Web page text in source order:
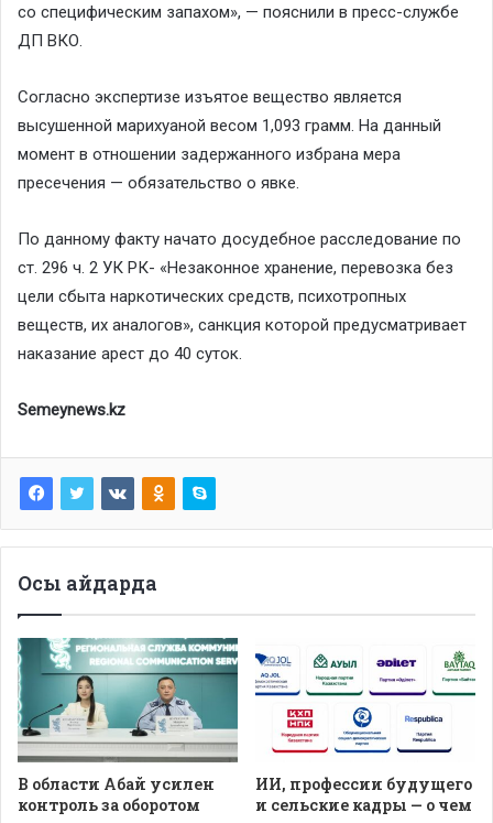
со специфическим запахом», — пояснили в пресс-службе
ДП ВКО.
Согласно экспертизе изъятое вещество является
высушенной марихуаной весом 1,093 грамм. На данный
момент в отношении задержанного избрана мера
пресечения — обязательство о явке.
По данному факту начато досудебное расследование по
ст. 296 ч. 2 УК РК- «Незаконное хранение, перевозка без
цели сбыта наркотических средств, психотропных
веществ, их аналогов», санкция которой предусматривает
наказание арест до 40 суток.
Semeynews.kz
Осы айдарда
В области Абай усилен
контроль за оборотом
ИИ, профессии будущего
и сельские кадры — о чем